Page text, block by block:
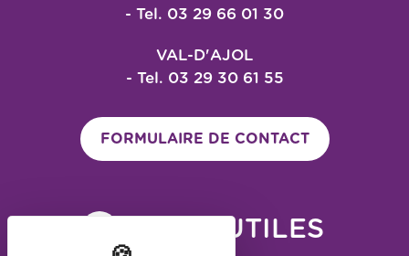
- Tel. 03 29 66 01 30
VAL-D'AJOL
- Tel. 03 29 30 61 55
FORMULAIRE DE CONTACT
LIENS UTILES